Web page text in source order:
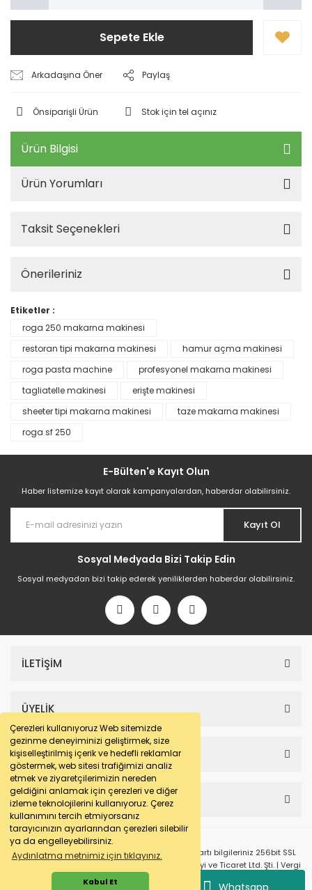
Çerezleri kullanıyoruz Web sitemizde
gezinme deneyiminizi geliştirmek, size
kişiselleştirilmiş içerik ve hedefli reklamlar
göstermek, web sitesi trafiğimizi analiz
etmek ve ziyaretçilerimizin nereden
geldiğini anlamak için çerezleri ve diğer
izleme teknolojilerini kullanıyoruz. Çerez
kullanımını tercih etmiyorsanız
tarayıcınızın ayarlarından çerezleri silebilir
ya da engelleyebilirsiniz.
Aydınlatma metnimiz için tıklayınız.
Kabul Et Whatsapp
Sepete Ekle
Arkadaşına Öner Paylaş
Önsiparişli Ürün Stok için tel açınız
Ürün Bilgisi
Ürün Yorumları
Taksit Seçenekleri
Önerileriniz
Etiketler :
roga 250 makarna makinesi
restoran tipi makarna makinesi
hamur açma makinesi
roga pasta machine
profesyonel makarna makinesi
tagliatelle makinesi
erişte makinesi
sheeter tipi makarna makinesi
taze makarna makinesi
roga sf 250
E-Bülten'e Kayıt Olun
Haber listemize kayıt olarak kampanyalardan, haberdar olabilirsiniz.
Kayıt Ol
Sosyal Medyada Bizi Takip Edin
Sosyal medyadan bizi takip ederek yeniliklerden haberdar olabilirsiniz.
İLETİŞİM
ÜYELİK
SAYFALAR
HESABIM
© e-makarna.com Tüm Hakları Saklıdır. Kredi kartı bilgileriniz 256bit SSL
sertifikası ile korunmaktadır. Pasfil Makine Sanayi ve Ticaret Ltd. Şti. | Vergi
No: 7220436611 | MERSİS No: 072204366100013 | Ticaret Sicil No: 586968-0